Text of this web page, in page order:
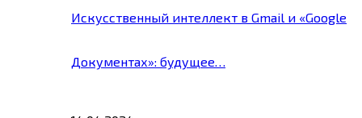
Искусственный интеллект в Gmail и «Google
Документах»: будущее…